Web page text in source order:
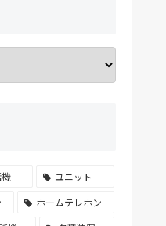
ユニット
ホームテレホン